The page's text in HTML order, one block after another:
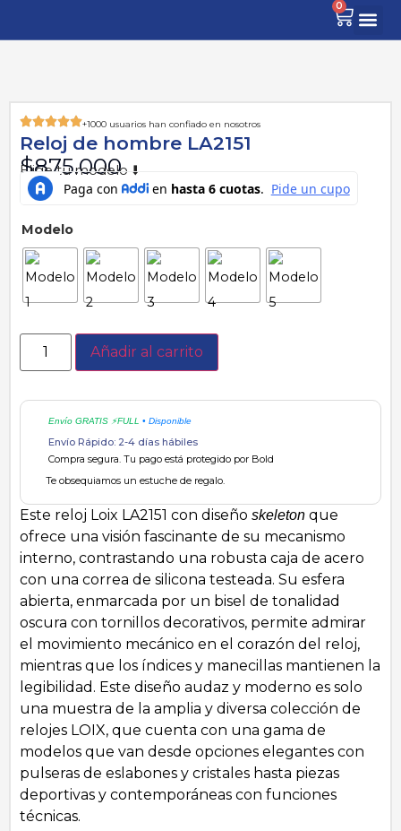
0
+1000 usuarios han confiado en nosotros
Reloj de hombre LA2151
$875.000
Elige tu modelo ⬇️
Modelo
Añadir al carrito
Envío GRATIS ⚡FULL • Disponible
Envío Rápido: 2-4 días hábiles
Compra segura. Tu pago está protegido por Bold
Te obsequiamos un estuche de regalo.
Este reloj Loix LA2151 con diseño skeleton que
ofrece una visión fascinante de su mecanismo
interno, contrastando una robusta caja de acero
con una correa de silicona testeada. Su esfera
abierta, enmarcada por un bisel de tonalidad
oscura con tornillos decorativos, permite admirar
el movimiento mecánico en el corazón del reloj,
mientras que los índices y manecillas mantienen la
legibilidad. Este diseño audaz y moderno es solo
una muestra de la amplia y diversa colección de
relojes LOIX, que cuenta con una gama de
modelos que van desde opciones elegantes con
pulseras de eslabones y cristales hasta piezas
deportivas y contemporáneas con funciones
técnicas.